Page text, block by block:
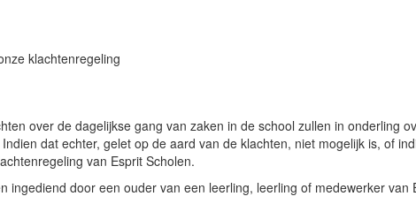
klachtenregeling
over de dagelijkse gang van zaken in de school zullen in onderling
dat echter, gelet op de aard van de klachten, niet mogelijk is, of
van Esprit Scholen.
ingediend door een ouder van een leerling, leerling of medewerker van